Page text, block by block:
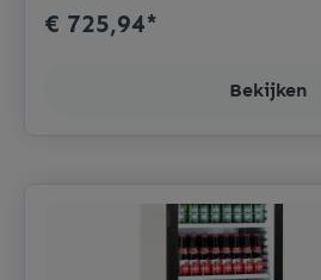
€ 725,94*
Bekijken